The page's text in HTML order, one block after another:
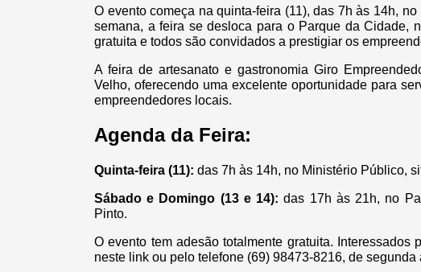
O evento começa na quinta-feira (11), das 7h às 14h,
semana, a feira se desloca para o Parque da Cidade,
gratuita e todos são convidados a prestigiar os
A feira de artesanato e gastronomia Giro
Velho, oferecendo uma excelente oportunidade para
empreendedores locais.
Agenda da Feira:
Quinta-feira (11): das 7h às 14h, no Ministério Público,
Sábado e Domingo (13 e 14): das 17h às 21h, no
Pinto.
O evento tem adesão totalmente gratuita. Interessados
neste link ou pelo telefone (69) 98473-8216, de segunda